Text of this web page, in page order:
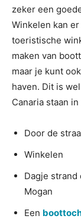
zeker een
Winkelen kan
toeristische
maken van
maar je kunt
haven. Dit is
Canaria staan
Door de
Winkelen
Dagje strand
Mogan
Een